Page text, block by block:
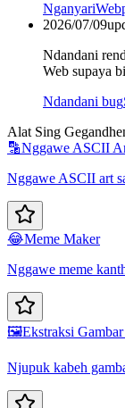
Nganyari
2026/07/09
Ndandani
Web supaya
Ndandani bug
Alat Sing
🔡Nggawe ASCII
Nggawe ASCII art
😂Meme Maker
Nggawe meme
🖼️Ekstraksi
Njupuk kabeh